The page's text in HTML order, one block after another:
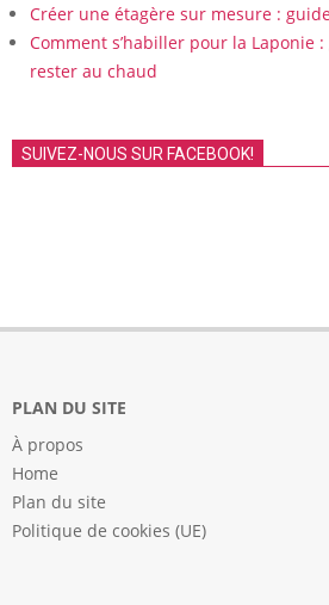
Créer une étagère sur mesure :
Comment s’habiller pour la Laponie
rester au chaud
SUIVEZ-NOUS SUR FACEBOOK!
PLAN DU SITE
À propos
Home
Plan du site
Politique de cookies (UE)